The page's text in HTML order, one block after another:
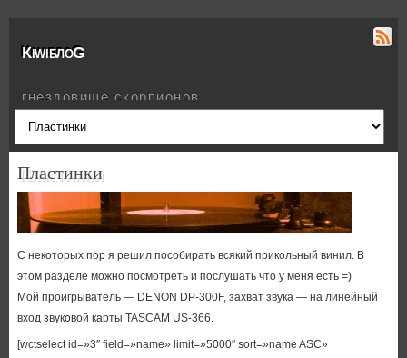
КiwiблоG
гнездовище скорпионов
Пластинки
С некоторых пор я решил пособирать всякий прикольный винил. В
этом разделе можно посмотреть и послушать что у меня есть =)
Мой проигрыватель — DENON DP-300F, захват звука — на линейный
вход звуковой карты TASCAM US-366.
[wctselect id=»3″ field=»name» limit=»5000″ sort=»name ASC»